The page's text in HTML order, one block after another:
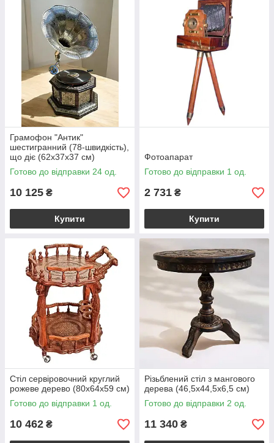
Грамофон "Антик"
шестигранний (78-швидкість),
що діє (62х37х37 см)
Готово до відправки 24 од.
10 125 ₴
Купити
Фотоапарат
Готово до відправки 1 од.
2 731 ₴
Купити
Стіл сервіровочний круглий
рожеве дерево (80х64х59 см)
Готово до відправки 1 од.
10 462 ₴
Різьблений стіл з мангового
дерева (46,5х44,5х6,5 см)
Готово до відправки 2 од.
11 340 ₴